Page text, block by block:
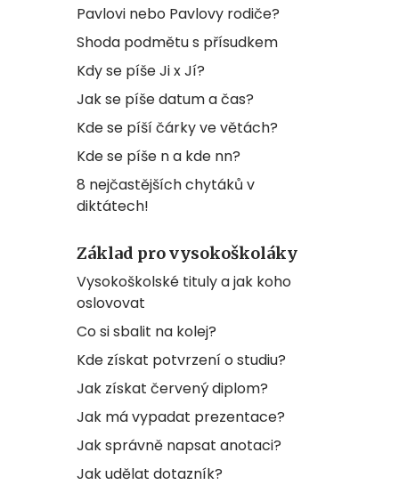
Pavlovi nebo Pavlovy rodiče?
Shoda podmětu s přísudkem
Kdy se píše Ji x Jí?
Jak se píše datum a čas?
Kde se píší čárky ve větách?
Kde se píše n a kde nn?
8 nejčastějších chytáků v
diktátech!
Základ pro vysokoškoláky
Vysokoškolské tituly a jak koho
oslovovat
Co si sbalit na kolej?
Kde získat potvrzení o studiu?
Jak získat červený diplom?
Jak má vypadat prezentace?
Jak správně napsat anotaci?
Jak udělat dotazník?